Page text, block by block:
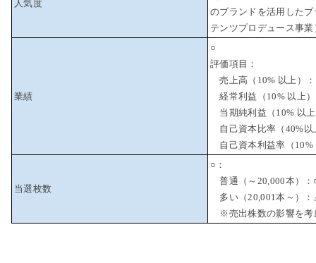
人気度
のブランドを活用した
テンツプロデュース事業
業績
○
評価項目：
売上高（10% 以上）
経常利益（10% 以上
当期純利益（10% 以
自己資本比率（40%
自己資本利益率（10%
当選枚数
○：
普通（～20,000本）
多い（20,001本～）
※売出株数の影響を考